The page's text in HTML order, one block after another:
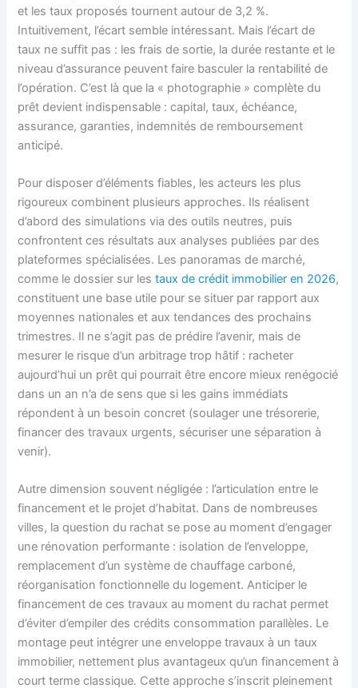
et les taux proposés tournent autour de 3,2 %.
Intuitivement, l’écart semble intéressant. Mais l’écart de
taux ne suffit pas : les frais de sortie, la durée restante et le
niveau d’assurance peuvent faire basculer la rentabilité de
l’opération. C’est là que la « photographie » complète du
prêt devient indispensable : capital, taux, échéance,
assurance, garanties, indemnités de remboursement
anticipé.
Pour disposer d’éléments fiables, les acteurs les plus
rigoureux combinent plusieurs approches. Ils réalisent
d’abord des simulations via des outils neutres, puis
confrontent ces résultats aux analyses publiées par des
plateformes spécialisées. Les panoramas de marché,
comme le dossier sur lestaux de crédit immobilier en 2026,
constituent une base utile pour se situer par rapport aux
moyennes nationales et aux tendances des prochains
trimestres. Il ne s’agit pas de prédire l’avenir, mais de
mesurer le risque d’un arbitrage trop hâtif : racheter
aujourd’hui un prêt qui pourrait être encore mieux renégocié
dans un an n’a de sens que si les gains immédiats
répondent à un besoin concret (soulager une trésorerie,
financer des travaux urgents, sécuriser une séparation à
venir).
Autre dimension souvent négligée : l’articulation entre le
financement et le projet d’habitat. Dans de nombreuses
villes, la question du rachat se pose au moment d’engager
une rénovation performante : isolation de l’enveloppe,
remplacement d’un système de chauffage carboné,
réorganisation fonctionnelle du logement. Anticiper le
financement de ces travaux au moment du rachat permet
d’éviter d’empiler des crédits consommation parallèles. Le
montage peut intégrer une enveloppe travaux à un taux
immobilier, nettement plus avantageux qu’un financement à
court terme classique. Cette approche s’inscrit pleinement